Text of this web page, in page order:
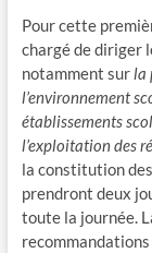
Pour cette
chargé de diriger
notamment surla
l’environnement
établissements
l’exploitation des
la constitution
prendront deux
toute la journée.